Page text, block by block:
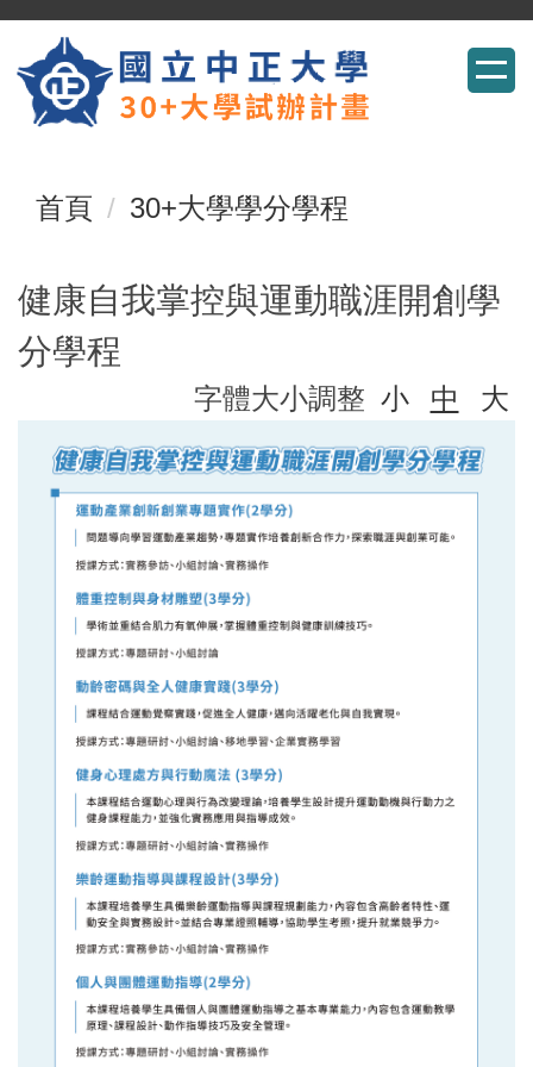
到
主
區
首頁 30+大學學分學程
健康自我掌控與運動職涯開創學
分學程
字體大小調整 小 中 大